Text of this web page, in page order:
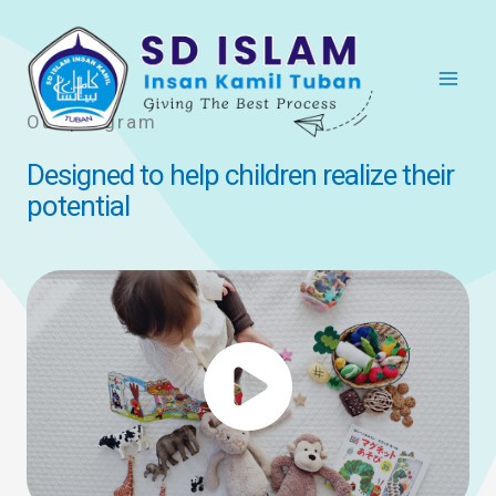
konten
Our program
Designed to help children realize their
potential